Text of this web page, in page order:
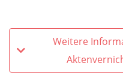
Weitere